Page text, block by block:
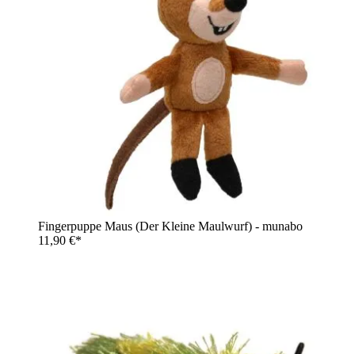
Fingerpuppe Maus (Der Kleine Maulwurf) - munabo
11,90 €*